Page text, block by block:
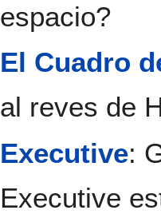
espacio?
El Cuadro
al reves de
Executive:
Executive